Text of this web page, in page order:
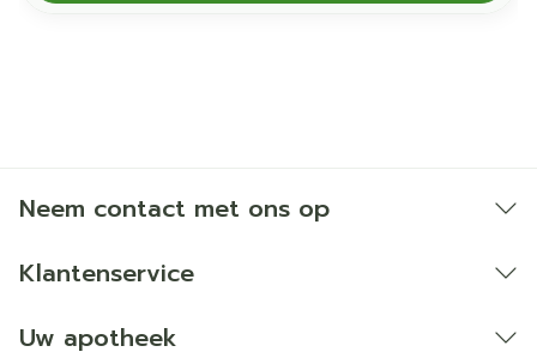
Neem contact met ons op
Klantenservice
Uw apotheek